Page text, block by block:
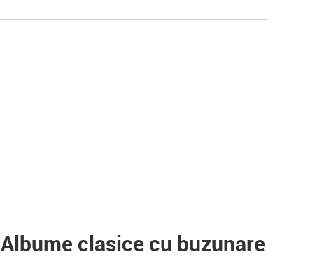
Albume clasice cu buzunare